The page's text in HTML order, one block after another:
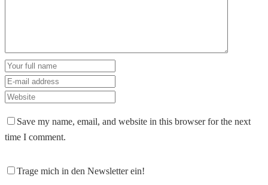
Save my name, email, and website in this browser for the next
time I comment.
Trage mich in den Newsletter ein!